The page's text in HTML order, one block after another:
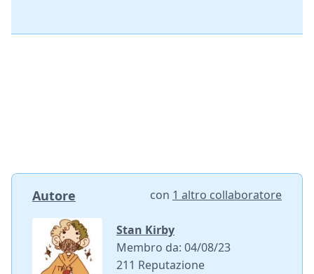
Autore con 1 altro collaboratore
Stan Kirby
Membro da: 04/08/23
211 Reputazione